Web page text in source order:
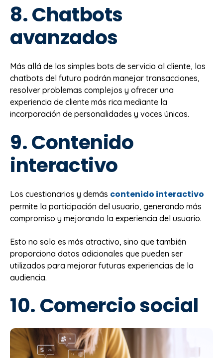
8. Chatbots
avanzados
Más allá de los simples bots de servicio al cliente, los
chatbots del futuro podrán manejar transacciones,
resolver problemas complejos y ofrecer una
experiencia de cliente más rica mediante la
incorporación de personalidades y voces únicas.
9. Contenido
interactivo
Los cuestionarios y demás contenido interactivo
permite la participación del usuario, generando más
compromiso y mejorando la experiencia del usuario.
Esto no solo es más atractivo, sino que también
proporciona datos adicionales que pueden ser
utilizados para mejorar futuras experiencias de la
audiencia.
10. Comercio social